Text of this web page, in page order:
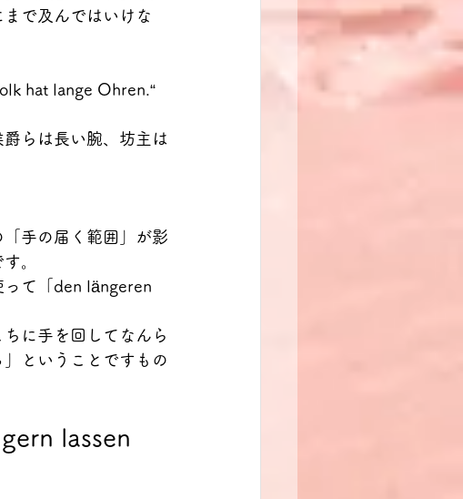
で及んではいけな
hat lange Ohren.“
らは長い腕、坊主は
手の届く範囲」が影
。
って「den längeren
に手を回してなんら
ということですもの
lassen